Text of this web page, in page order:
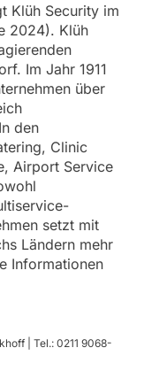
Klüh Security im
2024). Klüh
Im Jahr 1911
über
den
Clinic
Airport Service
setzt mit
Ländern mehr
Informationen
| Tel.: 0211 9068-